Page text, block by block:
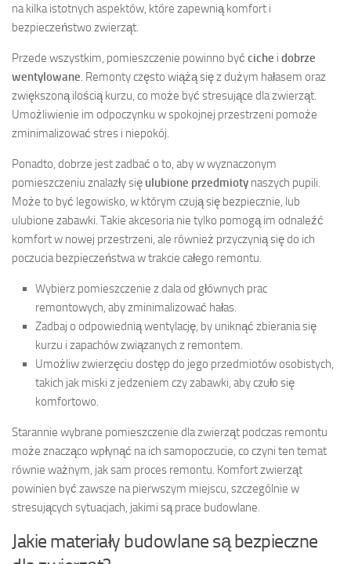
na kilka istotnych aspektów, które zapewnią komfort i
bezpieczeństwo zwierząt.
Przede wszystkim, pomieszczenie powinno być ciche i dobrze
wentylowane. Remonty często wiążą się z dużym hałasem oraz
zwiększoną ilością kurzu, co może być stresujące dla zwierząt.
Umożliwienie im odpoczynku w spokojnej przestrzeni pomoże
zminimalizować stres i niepokój.
Ponadto, dobrze jest zadbać o to, aby w wyznaczonym
pomieszczeniu znalazły się ulubione przedmioty naszych pupili.
Może to być legowisko, w którym czują się bezpiecznie, lub
ulubione zabawki. Takie akcesoria nie tylko pomogą im odnaleźć
komfort w nowej przestrzeni, ale również przyczynią się do ich
poczucia bezpieczeństwa w trakcie całego remontu.
Wybierz pomieszczenie z dala od głównych prac
remontowych, aby zminimalizować hałas.
Zadbaj o odpowiednią wentylację, by uniknąć zbierania się
kurzu i zapachów związanych z remontem.
Umożliw zwierzęciu dostęp do jego przedmiotów osobistych,
takich jak miski z jedzeniem czy zabawki, aby czuło się
komfortowo.
Starannie wybrane pomieszczenie dla zwierząt podczas remontu
może znacząco wpłynąć na ich samopoczucie, co czyni ten temat
równie ważnym, jak sam proces remontu. Komfort zwierząt
powinien być zawsze na pierwszym miejscu, szczególnie w
stresujących sytuacjach, jakimi są prace budowlane.
Jakie materiały budowlane są bezpieczne